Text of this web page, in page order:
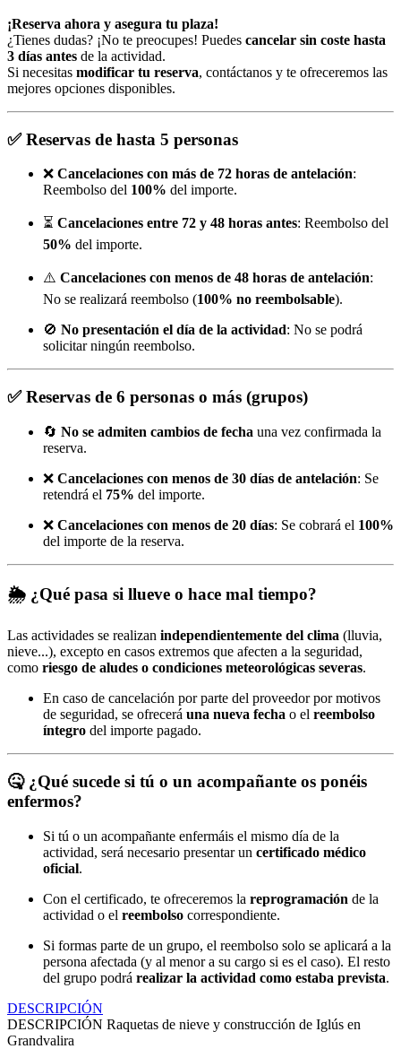
¡Reserva ahora y asegura tu plaza!
¿Tienes dudas? ¡No te preocupes! Puedes cancelar sin coste hasta
3 días antes de la actividad.
Si necesitas modificar tu reserva, contáctanos y te ofreceremos las
mejores opciones disponibles.
✅Reservas de hasta 5 personas
❌ Cancelaciones con más de 72 horas de antelación:
Reembolso del 100% del importe.
⏳ Cancelaciones entre 72 y 48 horas antes: Reembolso del
50% del importe.
⚠️ Cancelaciones con menos de 48 horas de antelación:
No se realizará reembolso (100% no reembolsable).
🚫 No presentación el día de la actividad: No se podrá
solicitar ningún reembolso.
✅Reservas de 6 personas o más (grupos)
🔄 No se admiten cambios de fecha una vez confirmada la
reserva.
❌ Cancelaciones con menos de 30 días de antelación: Se
retendrá el 75% del importe.
❌ Cancelaciones con menos de 20 días: Se cobrará el 100%
del importe de la reserva.
🌦️ ¿Qué pasa si llueve o hace mal tiempo?
Las actividades se realizan independientemente del clima (lluvia,
nieve...), excepto en casos extremos que afecten a la seguridad,
como riesgo de aludes o condiciones meteorológicas severas.
En caso de cancelación por parte del proveedor por motivos
de seguridad, se ofrecerá una nueva fecha o el reembolso
íntegro del importe pagado.
🤒 ¿Qué sucede si tú o un acompañante os ponéis
enfermos?
Si tú o un acompañante enfermáis el mismo día de la
actividad, será necesario presentar un certificado médico
oficial.
Con el certificado, te ofreceremos la reprogramación de la
actividad o el reembolso correspondiente.
Si formas parte de un grupo, el reembolso solo se aplicará a la
persona afectada (y al menor a su cargo si es el caso). El resto
del grupo podrá realizar la actividad como estaba prevista.
DESCRIPCIÓN
DESCRIPCIÓN Raquetas de nieve y construcción de Iglús en
Grandvalira